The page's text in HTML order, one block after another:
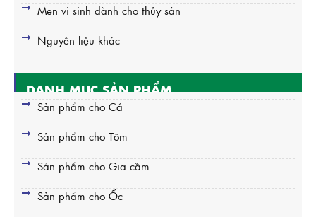
Men vi sinh dành cho thủy sản
Nguyên liệu khác
DANH MỤC SẢN PHẨM
Sản phẩm cho Cá
Sản phẩm cho Tôm
Sản phẩm cho Gia cầm
Sản phẩm cho Ốc